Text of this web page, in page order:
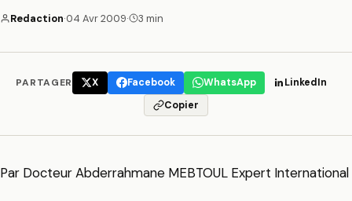
Redaction·04 Avr 2009· 3 min
PARTAGER X Facebook WhatsApp
LinkedIn
Copier
Par Docteur Abderrahmane MEBTOUL Expert International